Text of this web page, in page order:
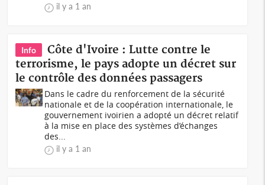
il y a 1 an
Info
Côte d'Ivoire : Lutte contre le
terrorisme, le pays adopte un décret sur
le contrôle des données passagers
Dans le cadre du renforcement de la sécurité
nationale et de la coopération internationale, le
gouvernement ivoirien a adopté un décret relatif
à la mise en place des systèmes d’échanges
des...
il y a 1 an